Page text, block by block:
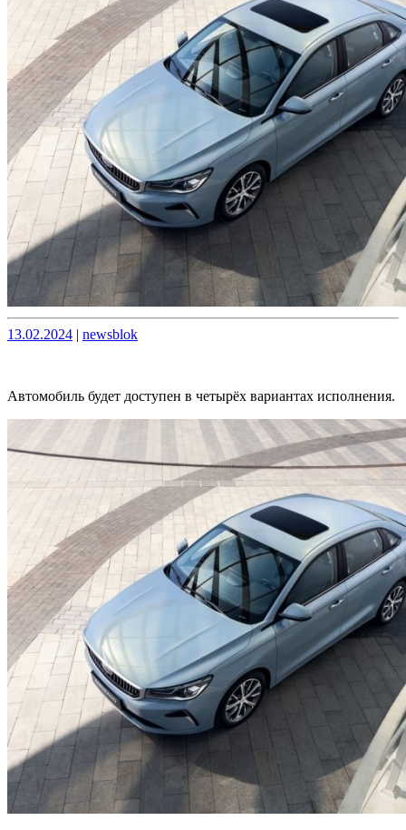
Опубликовано
13.02.2024 | Опубликовано
newsblok
Автомобиль будет доступен в четырёх вариантах исполнения.